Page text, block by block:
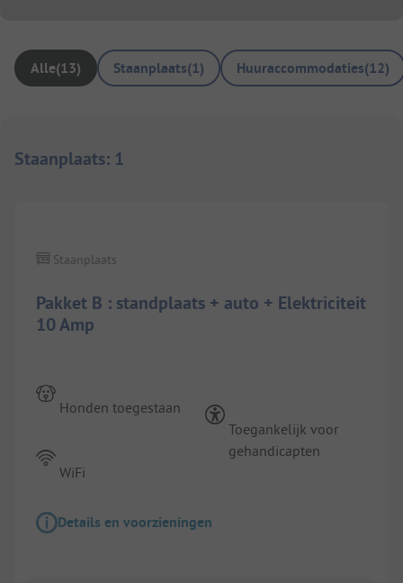
Alle(13) Staanplaats(1) Huuraccommodaties(12)
Staanplaats: 1
Pakket B : standplaats + auto + Elektriciteit
10 Amp
Staanplaats
Honden toegestaan
WiFi
Toegankelijk voor
gehandicapten
Details en voorzieningen